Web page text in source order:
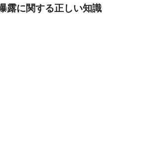
露に関する正しい知識